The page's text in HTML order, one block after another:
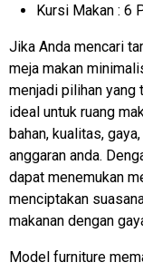
Kursi Makan : 6
Jika Anda mencari
meja makan
menjadi pilihan yang
ideal untuk ruang
bahan, kualitas,
anggaran anda.
dapat menemukan
menciptakan
makanan dengan
Model furniture